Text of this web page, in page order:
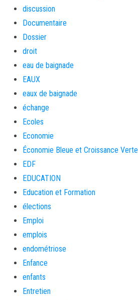
discussion
Documentaire
Dossier
droit
eau de baignade
EAUX
eaux de baignade
échange
Ecoles
Economie
Économie Bleue et Croissance Verte
EDF
EDUCATION
Education et Formation
élections
Emploi
emplois
endométriose
Enfance
enfants
Entretien